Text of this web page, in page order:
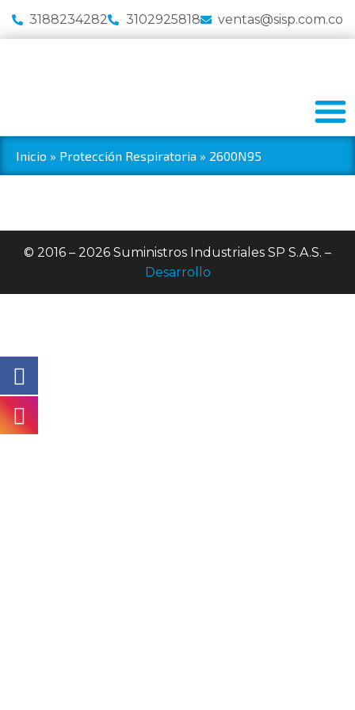
3188234282 3102925818 ventas@sisp.com.co
Inicio » Protección Respiratoria » 2600N95
© 2016 – 2026 Suministros Industriales SP S.A.S. –
Desarrollo